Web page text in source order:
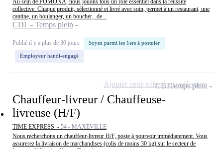
Au sein de POMONA, nous jouons tous un rôle essentiel dans la réussite
collective. Chaque produit, sélectionné et livré avec soin, permet à un restaurant, une
cantine, un boulanger, un boucher, .de...
CDI - Temps plein
Publié il y a plus de 30 jours Soyez parmi les 1ers à postuler
Employeur handi-engagé
Chauffeur-livreur / Chauffeuse-
livreuse (H/F)
TIME EXPRESS - 54 - MAXÉVILLE
Nous recherchons un chauffeur-livreur H/F, poste à pourvoir immédiatement. Vous
assurerez la livraison de marchandises (colis de moins 30 kg) sur le secteur de
CDITemps plein
Ajouter cette offre à ma sélection